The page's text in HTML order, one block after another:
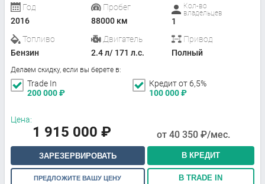
Год
2016
Пробег
88000 км
Кол-во
владельцев
1
Топливо
Бензин
Двигатель
2.4 л/ 171 л.с.
Привод
Полный
Делаем скидку, если вы берете в:
Trade In
200 000₽
Кредит от 6,5%
100 000₽
Цена:
1 915 000 ₽ от 40 350 ₽/мес.
ЗАРЕЗЕРВИРОВАТЬ В КРЕДИТ
ПРЕДЛОЖИТЕ ВАШУ ЦЕНУ В TRADE IN